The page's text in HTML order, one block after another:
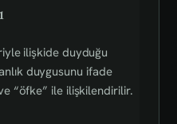
ilişkide duyduğu
duygusunu ifade
“öfke” ile ilişkilendirilir.